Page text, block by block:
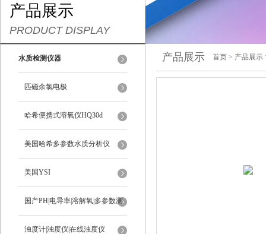
产品展示
PRODUCT DISPLAY
水质检测仪器
匹磁余氯电极
哈希便携式溶氧仪HQ30d
美国哈希多参数水质分析仪
美国YSI
国产PH|电导率|溶解氧|多参数测
定仪
浊度计|浊度仪|在线浊度仪
产品展示 首页 > 产品展示